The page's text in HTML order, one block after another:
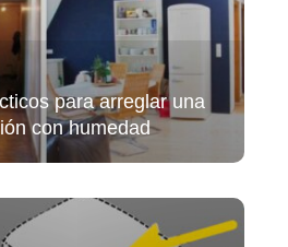
para arreglar una
con humedad